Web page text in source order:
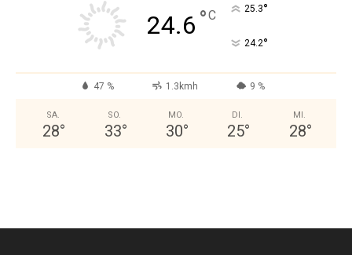
24.6 °C 25.3°
24.2°
47 % 1.3kmh 9 %
SA.
28°
SO.
33°
MO.
30°
DI.
25°
MI.
28°